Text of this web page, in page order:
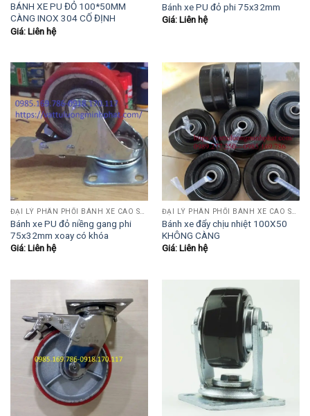
BÁNH XE PU ĐỎ 100*50MM
CÀNG INOX 304 CỐ ĐỊNH
Giá: Liên hệ
Bánh xe PU đỏ phi 75x32mm
Giá: Liên hệ
Bánh xe PU đỏ niềng gang phi
75x32mm xoay có khóa
Giá: Liên hệ
Bánh xe đẩy chịu nhiệt 100X50
KHÔNG CÀNG
Giá: Liên hệ